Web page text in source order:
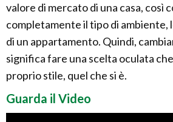
valore di mercato di una casa, così
completamente il tipo di ambiente,
di un appartamento. Quindi,
significa fare una scelta oculata
proprio stile, quel che si è.
Guarda il Video